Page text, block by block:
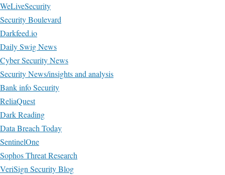
WeLiveSecurity
Security Boulevard
Darkfeed.io
Daily Swig News
Cyber Security News
Security News/insights and analysis
Bank info Security
ReliaQuest
Dark Reading
Data Breach Today
SentinelOne
Sophos Threat Research
VeriSign Security Blog